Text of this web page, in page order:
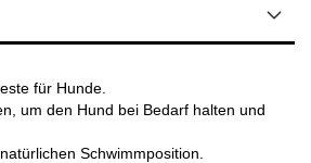
für Hunde.
um den Hund bei Bedarf halten und
Schwimmposition.